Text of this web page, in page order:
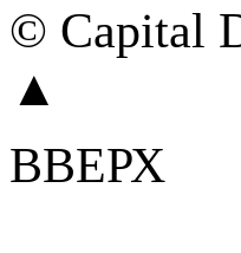
© Capital
▲
ВВЕРХ